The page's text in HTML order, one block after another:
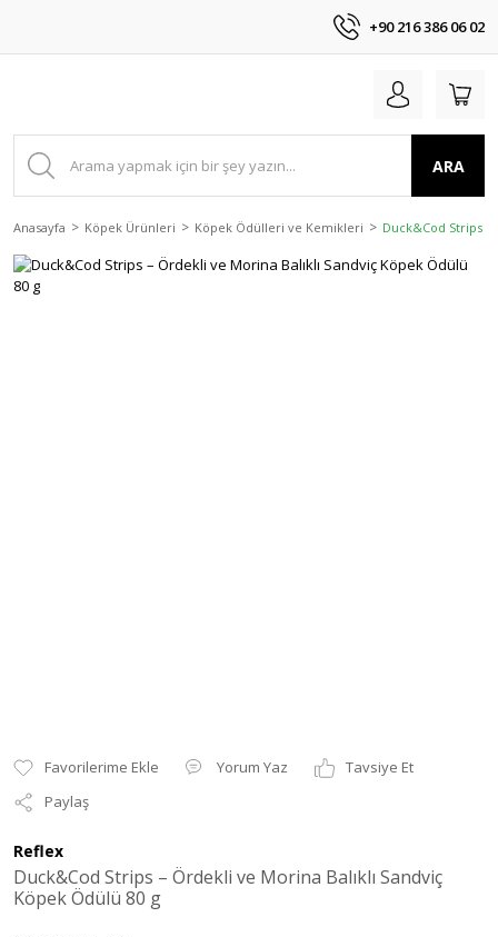
+90 216 386 06 02
ARA
Anasayfa Köpek Ürünleri Köpek Ödülleri ve Kemikleri Duck&Cod Strips –
Yorum Yaz
Tavsiye Et
Paylaş
Reflex
Duck&Cod Strips – Ördekli ve Morina Balıklı Sandviç
Köpek Ödülü 80 g